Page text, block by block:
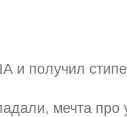
и получил
мечта про